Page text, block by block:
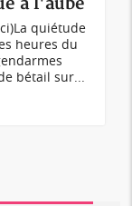
quiétude
heures du
bétail sur...